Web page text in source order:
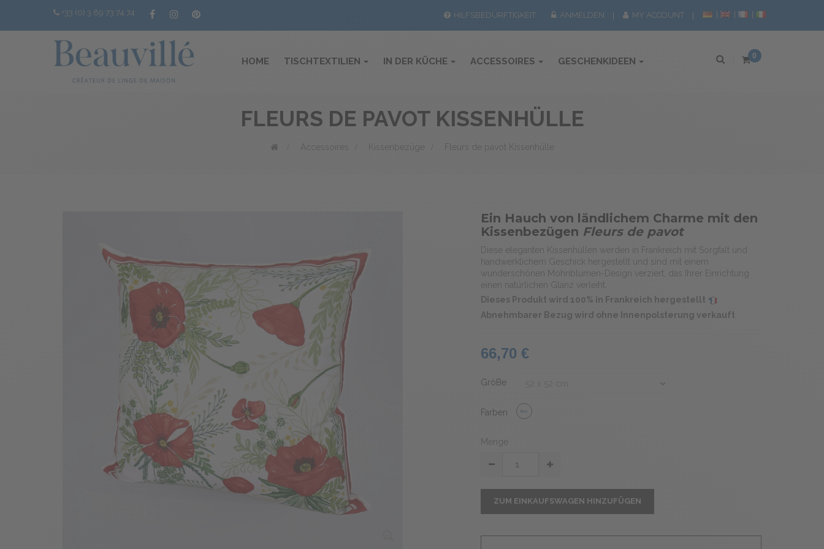
+33 (0) 3 89 73 74 74 ANMELDEN MY ACCOUNT
HILFSBEDÜRFTIGKEIT
HOME TISCHTEXTILIEN IN DER KÜCHE ACCESSOIRES GESCHENKIDEEN 0
Accessoires Kissenbezüge Fleurs de pavot Kissenhülle
FLEURS DE PAVOT KISSENHÜLLE
Ein Hauch von ländlichem Charme mit den
Kissenbezügen Fleurs de pavot
Diese eleganten Kissenhüllen werden in Frankreich mit Sorgfalt und
handwerklichem Geschick hergestellt und sind mit einem
wunderschönen Mohnblumen-Design verziert, das Ihrer Einrichtung
einen natürlichen Glanz verleiht.
Dieses Produkt wird 100% in Frankreich hergestellt
Abnehmbarer Bezug wird ohne Innenpolsterung verkauft
66,70 €
GröBe
Farben
Menge
ZUM EINKAUFSWAGEN HINZUFÜGEN